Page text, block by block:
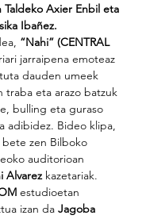
Taldeko Axier Enbil eta
Ibañez.
“Nahi” (CENTRAL
jarraipena emoteaz
dauden umeek
traba eta arazo batzuk
bulling eta guraso
adibidez. Bideo klipa,
zen Bilboko
auditorioan
Alvarez kazetariak.
estudioetan
izan da Jagoba